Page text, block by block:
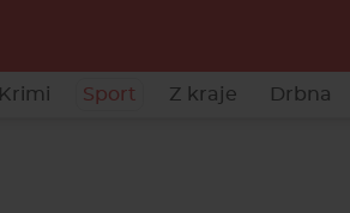
Krimi Sport Z kraje Drbna